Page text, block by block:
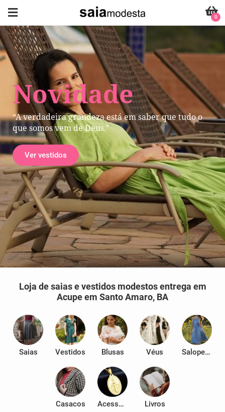
Novidade
“A verdadeira grandeza está em saber que tudo o
que somos vem de Deus."
Ver vestidos
0
Loja de saias e vestidos modestos entrega em
Acupe em Santo Amaro, BA
Saias Vestidos Blusas Véus Salopetes
Casacos Acessórios Livros